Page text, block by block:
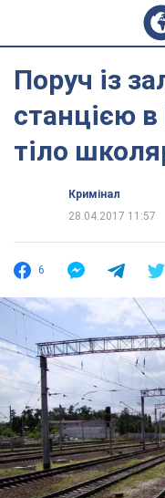
Поруч із
станцією
тіло
Кримінал
28.04.2017 11:57
6